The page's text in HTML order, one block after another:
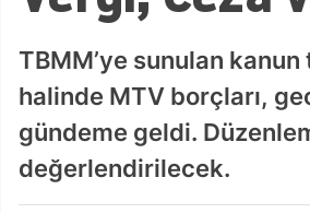
TBMM’ye sunulan
halinde MTV borçları,
gündeme geldi.
değerlendirilecek.